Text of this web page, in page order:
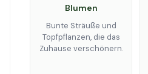
Blumen
Bunte Sträuße und
Topfpflanzen, die das
Zuhause verschönern.